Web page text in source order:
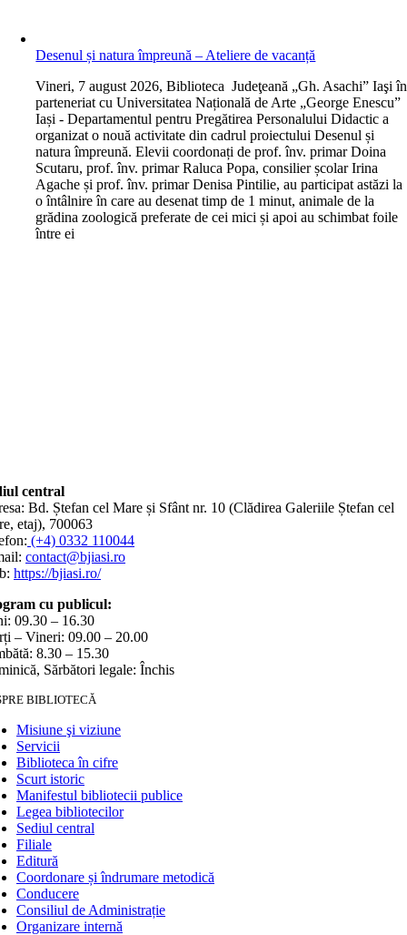
Desenul și natura împreună – Ateliere de vacanță
Vineri, 7 august 2026, Biblioteca Judeţeană „Gh. Asachi” Iaşi în
parteneriat cu Universitatea Națională de Arte „George Enescu”
Iași - Departamentul pentru Pregătirea Personalului Didactic a
organizat o nouă activitate din cadrul proiectului Desenul și
natura împreună. Elevii coordonați de prof. înv. primar Doina
Scutaru, prof. înv. primar Raluca Popa, consilier școlar Irina
Agache și prof. înv. primar Denisa Pintilie, au participat astăzi la
o întâlnire în care au desenat timp de 1 minut, animale de la
grădina zoologică preferate de cei mici și apoi au schimbat foile
între ei
central
Bd. Ștefan cel Mare și Sfânt nr. 10 (Clădirea Galeriile Ștefan cel
etaj), 700063
(+4) 0332 110044
contact@bjiasi.ro
https://bjiasi.ro/
cu publicul:
09.30 – 16.30
– Vineri: 09.00 – 20.00
8.30 – 15.30
Sărbători legale: Închis
BIBLIOTECĂ
Misiune şi viziune
Servicii
Biblioteca în cifre
Scurt istoric
Manifestul bibliotecii publice
Legea bibliotecilor
Sediul central
Filiale
Editură
Coordonare și îndrumare metodică
Conducere
Consiliul de Administrație
Organizare internă